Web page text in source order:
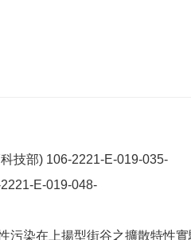
技部) 106-2221-E-019-035-
E-019-048-
污染在上揚型街谷之擴散特性